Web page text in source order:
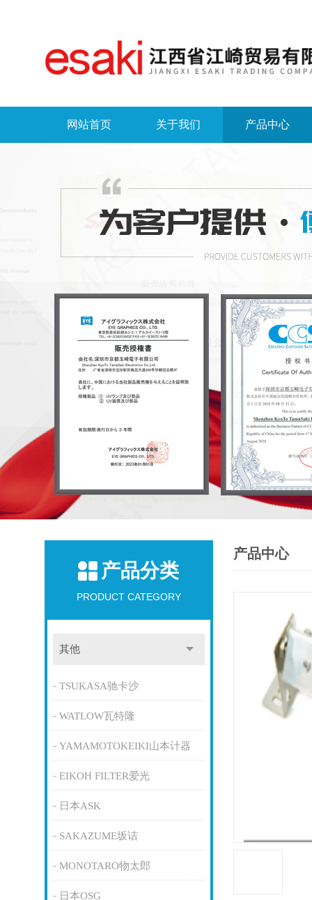
网站首页 关于我们 产品中心
产品分类
PRODUCT CATEGORY
其他
TSUKASA驰卡沙
WATLOW瓦特隆
YAMAMOTOKEIKI山本计器
EIKOH FILTER爱光
日本ASK
SAKAZUME坂诘
MONOTARO物太郎
日本OSG
产品中心